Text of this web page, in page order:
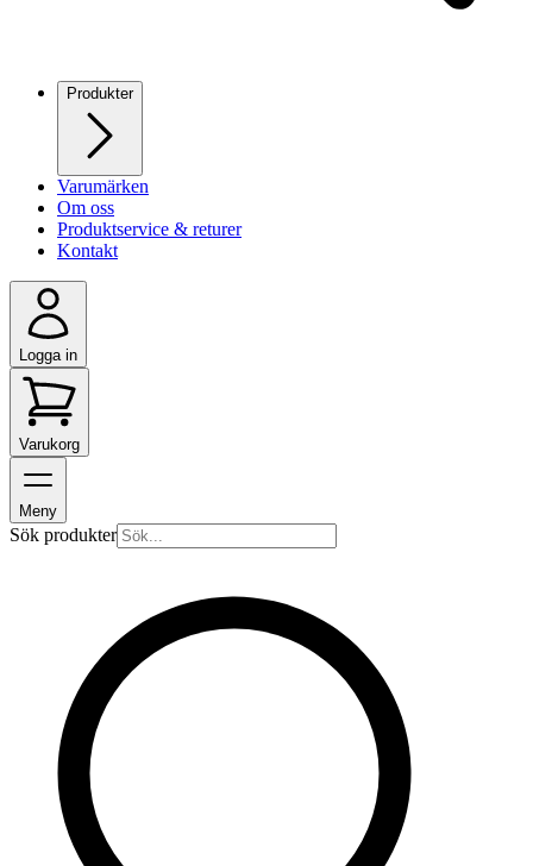
Produkter
Varumärken
Om oss
Produktservice & returer
Kontakt
Logga in
Varukorg
Meny
Sök produkter